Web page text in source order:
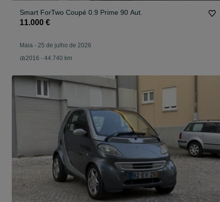
Smart ForTwo Coupé 0.9 Prime 90 Aut.
11.000 €
Maia - 25 de julho de 2026
2016 - 44.740 km